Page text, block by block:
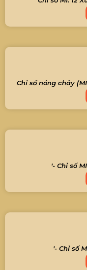
Chỉ số nóng chảy
'- Chỉ số
'- Chỉ số